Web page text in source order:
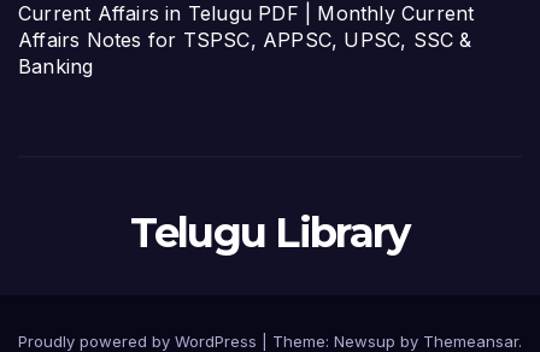
Current Affairs in Telugu PDF | Monthly Current
Affairs Notes for TSPSC, APPSC, UPSC, SSC &
Banking
Telugu Library
Proudly powered by WordPress Theme: Newsup by Themeansar.